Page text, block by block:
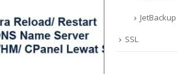
JetBackup
SSL